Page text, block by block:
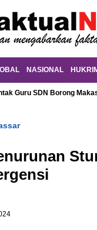
NASIONAL
Guru SDN Borong